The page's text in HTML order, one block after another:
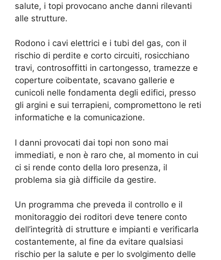
salute, i topi provocano anche danni rilevanti
alle strutture.
Rodono i cavi elettrici e i tubi del gas, con il
rischio di perdite e corto circuiti, rosicchiano
travi, controsoffitti in cartongesso, tramezze e
coperture coibentate, scavano gallerie e
cunicoli nelle fondamenta degli edifici, presso
gli argini e sui terrapieni, compromettono le reti
informatiche e la comunicazione.
I danni provocati dai topi non sono mai
immediati, e non è raro che, al momento in cui
ci si rende conto della loro presenza, il
problema sia già difficile da gestire.
Un programma che preveda il controllo e il
monitoraggio dei roditori deve tenere conto
dell’integrità di strutture e impianti e verificarla
costantemente, al fine da evitare qualsiasi
rischio per la salute e per lo svolgimento delle